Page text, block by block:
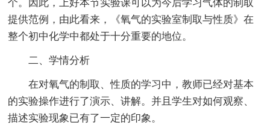
个。因此，上好本节实验课可以为今后学习气体的制取
提供范例，由此看来，《氧气的实验室制取与性质》在
整个初中化学中都处于十分重要的地位。
二、学情分析
在对氧气的制取、性质的学习中，教师已经对基本
的实验操作进行了演示、讲解。并且学生对如何观察、
描述实验现象已有了一定的印象。